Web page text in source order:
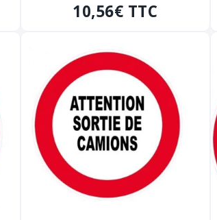
"DEFENSE DE FUMER"
10,56€ TTC